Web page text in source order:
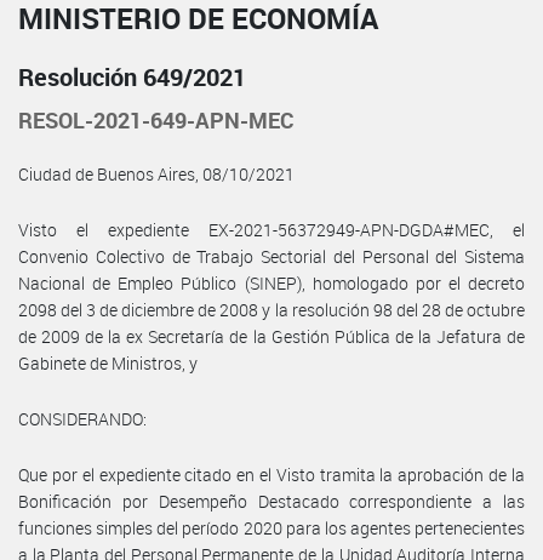
MINISTERIO DE ECONOMÍA
Resolución 649/2021
RESOL-2021-649-APN-MEC
Ciudad de Buenos Aires, 08/10/2021
Visto el expediente EX-2021-56372949-APN-DGDA#MEC, el
Convenio Colectivo de Trabajo Sectorial del Personal del Sistema
Nacional de Empleo Público (SINEP), homologado por el decreto
2098 del 3 de diciembre de 2008 y la resolución 98 del 28 de octubre
de 2009 de la ex Secretaría de la Gestión Pública de la Jefatura de
Gabinete de Ministros, y
CONSIDERANDO:
Que por el expediente citado en el Visto tramita la aprobación de la
Bonificación por Desempeño Destacado correspondiente a las
funciones simples del período 2020 para los agentes pertenecientes
a la Planta del Personal Permanente de la Unidad Auditoría Interna